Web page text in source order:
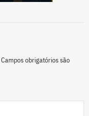
Campos obrigatórios são